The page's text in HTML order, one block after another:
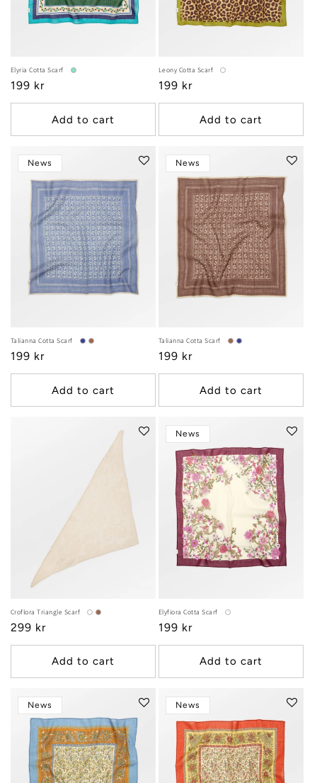
Elyria Cotta Scarf
Regular
price
199 kr
Add to cart
Leony Cotta Scarf
Regular
price
199 kr
Add to cart
News
Talianna Cotta Scarf
Regular
price
199 kr
Add to cart
News
Talianna Cotta Scarf
Regular
price
199 kr
Add to cart
Croflora Triangle Scarf
Regular
price
299 kr
Add to cart
News
Elyfiora Cotta Scarf
Regular
price
199 kr
Add to cart
News News